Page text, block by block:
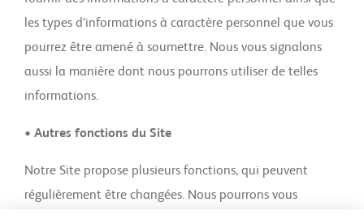
les types d’informations à caractère personnel que vous
pourrez être amené à soumettre. Nous vous signalons
aussi la manière dont nous pourrons utiliser de telles
informations.
• Autres fonctions du Site
Notre Site propose plusieurs fonctions, qui peuvent
régulièrement être changées. Nous pourrons vous